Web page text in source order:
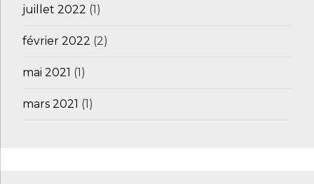
juillet 2022 (1)
février 2022 (2)
mai 2021 (1)
mars 2021 (1)